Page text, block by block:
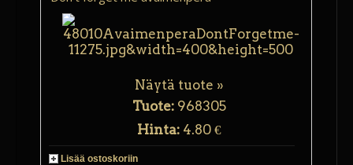
Näytä tuote »
Tuote: 968305
Hinta: 4.80 €
Lisää ostoskoriin